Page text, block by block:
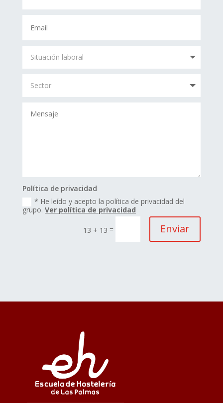
Política de privacidad
* He leído y acepto la política de privacidad del
grupo.Ver política de privacidad
13 + 13 = Enviar